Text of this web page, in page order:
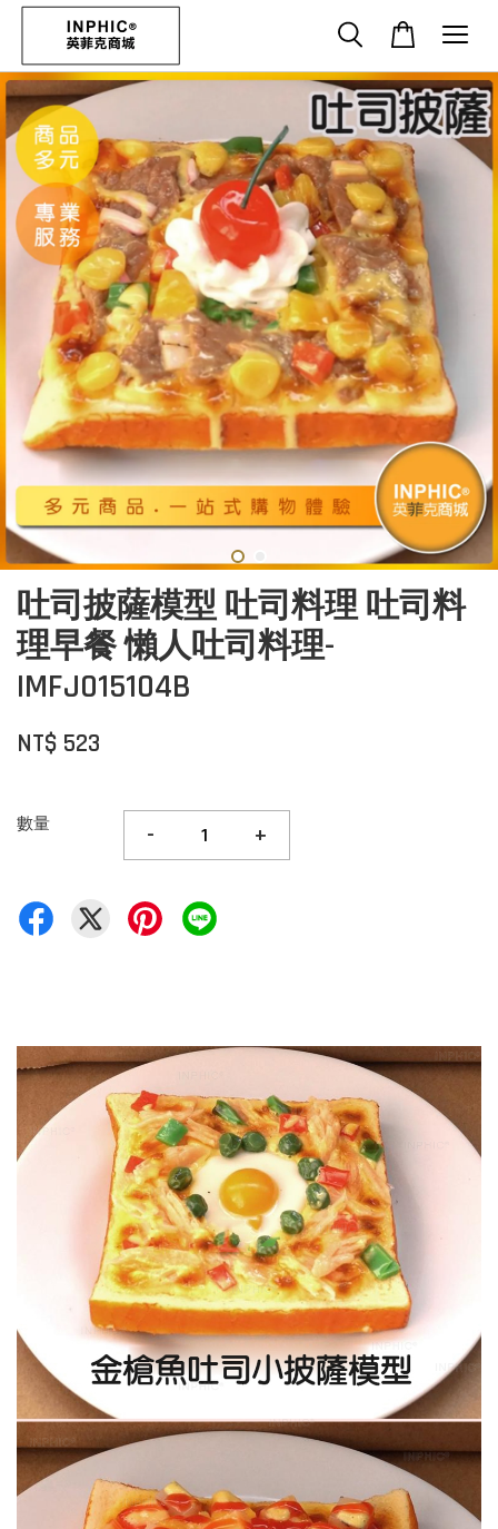
吐司披薩模型 吐司料理 吐司料
理早餐 懶人吐司料理-
IMFJ015104B
NT$ 523
數量 - +